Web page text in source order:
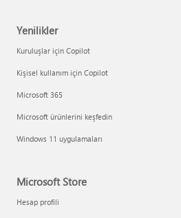
Yenilikler
Kuruluşlar için Copilot
Kişisel kullanım için Copilot
Microsoft 365
Microsoft ürünlerini keşfedin
Windows 11 uygulamaları
Microsoft Store
Hesap profili